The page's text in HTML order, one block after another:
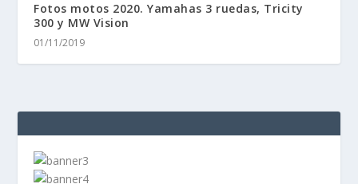
Fotos motos 2020. Yamahas 3 ruedas, Tricity
300 y MW Vision
01/11/2019